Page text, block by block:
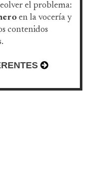
el problema:
en la vocería y
contenidos